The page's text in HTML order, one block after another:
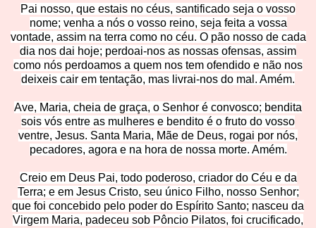
Pai nosso, que estais no céus, santificado seja o vosso
nome; venha a nós o vosso reino, seja feita a vossa
vontade, assim na terra como no céu. O pão nosso de cada
dia nos dai hoje; perdoai-nos as nossas ofensas, assim
como nós perdoamos a quem nos tem ofendido e não nos
deixeis cair em tentação, mas livrai-nos do mal. Amém.
Ave, Maria, cheia de graça, o Senhor é convosco; bendita
sois vós entre as mulheres e bendito é o fruto do vosso
ventre, Jesus. Santa Maria, Mãe de Deus, rogai por nós,
pecadores, agora e na hora de nossa morte. Amém.
Creio em Deus Pai, todo poderoso, criador do Céu e da
Terra; e em Jesus Cristo, seu único Filho, nosso Senhor;
que foi concebido pelo poder do Espírito Santo; nasceu da
Virgem Maria, padeceu sob Pôncio Pilatos, foi crucificado,